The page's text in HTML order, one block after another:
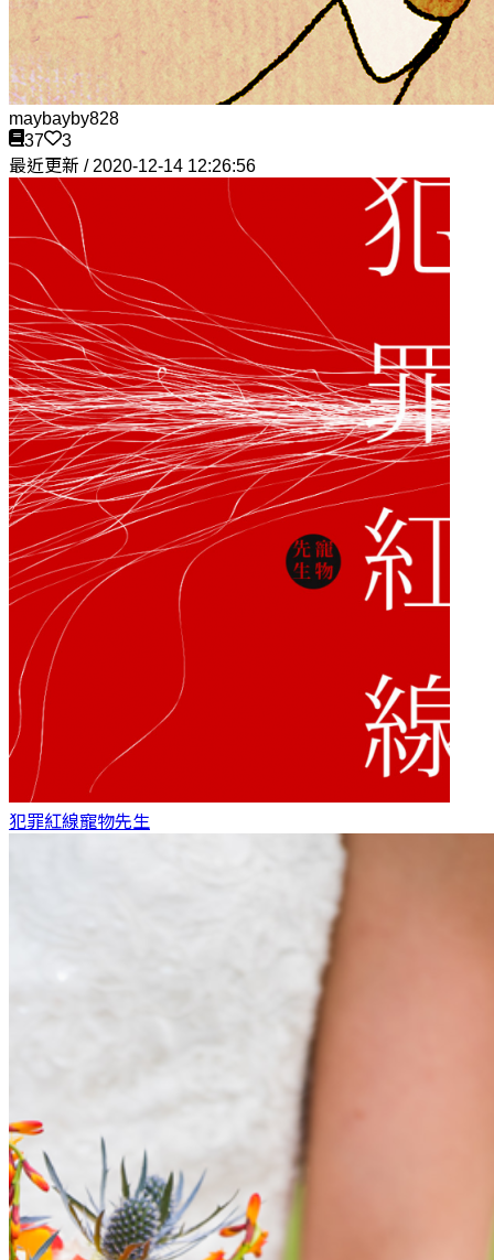
maybayby828
37
3
最近更新 / 2020-12-14 12:26:56
犯罪紅線寵物先生